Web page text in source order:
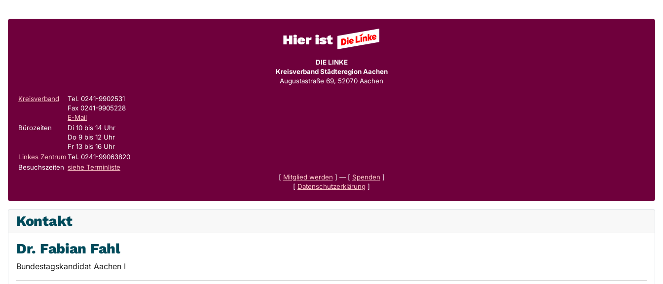
DIE LINKE
Kreisverband Städteregion Aachen
Augustastraße 69, 52070 Aachen
Kreisverband
Tel. 0241-9902531
Fax 0241-9905228
E-Mail
Bürozeiten
Di 10 bis 14 Uhr
Do 9 bis 12 Uhr
Fr 13 bis 16 Uhr
Linkes ZentrumTel. 0241-99063820
Besuchszeiten siehe Terminliste
[ Mitglied werden ] — [ Spenden ]
[ Datenschutzerklärung ]
Kontakt
Dr. Fabian Fahl
Bundestagskandidat Aachen I